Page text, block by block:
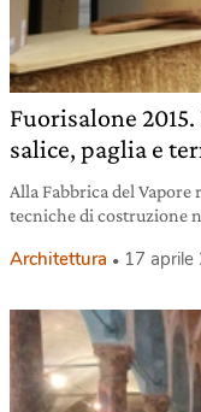
Fuorisalone
salice, paglia e
Alla Fabbrica del
tecniche di costruzione
Architettura 17